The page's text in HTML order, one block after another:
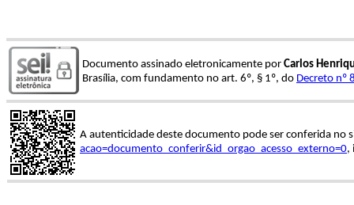
Documento assinado eletronicamente por Carlos
Brasília, com fundamento no art. 6º, § 1º, do Decreto nº
A autenticidade deste documento pode ser conferida no
acao=documento_conferir&id_orgao_acesso_externo=0,